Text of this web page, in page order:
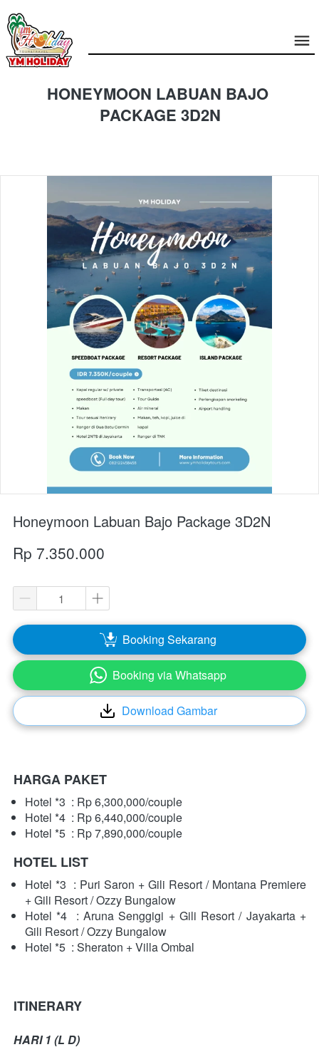
HONEYMOON LABUAN BAJO
PACKAGE 3D2N
Honeymoon Labuan Bajo Package 3D2N
Rp 7.350.000
` Booking Sekarang
` Booking via Whatsapp
` Download Gambar
HARGA PAKET
Hotel *3  : Rp 6,300,000/couple
Hotel *4  : Rp 6,440,000/couple
Hotel *5  : Rp 7,890,000/couple
HOTEL LIST
Hotel *3  : Puri Saron + Gili Resort / Montana Premiere
+ Gili Resort / Ozzy Bungalow
Hotel *4  : Aruna Senggigi + Gili Resort / Jayakarta +
Gili Resort / Ozzy Bungalow
Hotel *5  : Sheraton + Villa Ombal
ITINERARY
HARI 1 (L D)